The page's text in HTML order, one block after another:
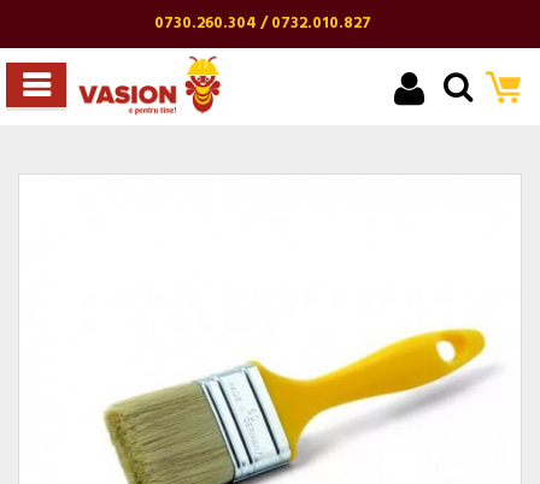
0730.260.304 / 0732.010.827